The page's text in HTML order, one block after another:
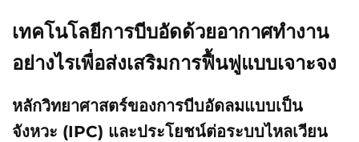
เทคโนโลยีการบีบอัดด้วยอากาศทำงาน
อย่างไรเพื่อส่งเสริมการฟื้นฟูแบบเจาะจง
หลักวิทยาศาสตร์ของการบีบอัดลมแบบเป็น
จังหวะ (IPC) และประโยชน์ต่อระบบไหลเวียน